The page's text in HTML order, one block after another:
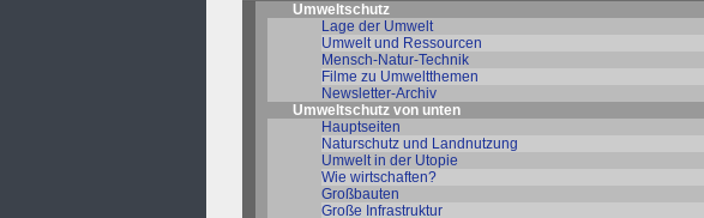
Umweltschutz
Lage der Umwelt
Umwelt und Ressourcen
Mensch-Natur-Technik
Filme zu Umweltthemen
Newsletter-Archiv
Umweltschutz von unten
Hauptseiten
Naturschutz und Landnutzung
Umwelt in der Utopie
Wie wirtschaften?
Großbauten
Große Infrastruktur